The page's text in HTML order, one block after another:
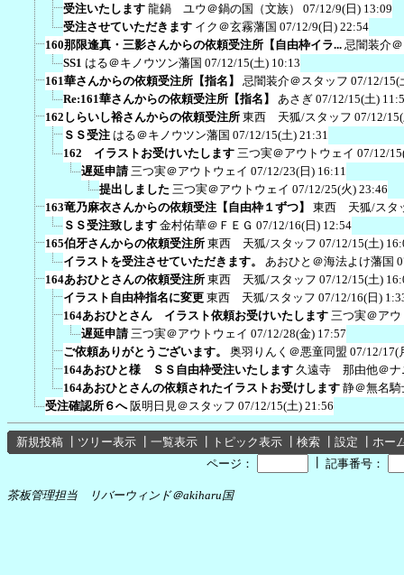
受注いたします 龍鍋 ユウ＠鍋の国（文族）
07/12/9(日) 13:09
受注させていただきます イク＠玄霧藩国 07/12/9(日) 22:54
160那限逢真・三影さんからの依頼受注所【自由枠イラ... 忌闇装介
SS1 はる＠キノウツン藩国 07/12/15(土) 10:13
161華さんからの依頼受注所【指名】
忌闇装介＠スタッフ 07/12/15(
Re:161華さんからの依頼受注所【指名】
あさぎ 07/12/15(土)
162しらいし裕さんからの依頼受注所 東西 天狐/スタッフ 07/12/
ＳＳ受注 はる＠キノウツン藩国 07/12/15(土) 21:31
162 イラストお受けいたします 三つ実＠アウトウェイ 07/12/
遅延申請 三つ実＠アウトウェイ 07/12/23(日) 16:11
提出しました 三つ実＠アウトウェイ 07/12/25(火) 23:46
163竜乃麻衣さんからの依頼受注【自由枠１ずつ】
東西 天狐/スタ
ＳＳ受注致します 金村佑華＠ＦＥＧ 07/12/16(日) 12:54
165伯牙さんからの依頼受注所 東西 天狐/スタッフ 07/12/15(土)
イラストを受注させていただきます。
あおひと＠海法よけ藩国
164あおひとさんの依頼受注所 東西 天狐/スタッフ 07/12/15(土)
イラスト自由枠指名に変更 東西 天狐/スタッフ 07/12/16(日)
164あおひとさん イラスト依頼お受けいたします 三つ実＠ア
遅延申請 三つ実＠アウトウェイ 07/12/28(金) 17:57
ご依頼ありがとうございます。
奥羽りんく＠悪童同盟 07/12/17(
164あおひと様 ＳＳ自由枠受注いたします 久遠寺 那由他＠ナ
164あおひとさんの依頼されたイラストお受けします 静＠無名騎
受注確認所６へ 阪明日見＠スタッフ 07/12/15(土) 21:56
新規投稿 ツリー表示 一覧表示 トピック表示 検索 設定
ホー
ページ：
記事番号：
茶板管理担当 リバーウィンド＠akiharu国